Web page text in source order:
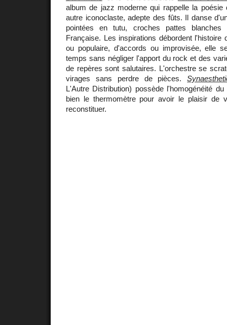
album de jazz moderne qui rappelle la poésie
autre iconoclaste, adepte des fûts. Il danse
pointées en tutu, croches pattes
Française. Les inspirations débordent l'histoire
ou populaire, d'accords ou improvisée, elle
temps sans négliger l'apport du rock et des
de repères sont salutaires. L'orchestre se
virages sans perdre de pièces.
L'Autre Distribution) possède l'homogénéité
bien le thermomètre pour avoir le plaisir de
reconstituer.